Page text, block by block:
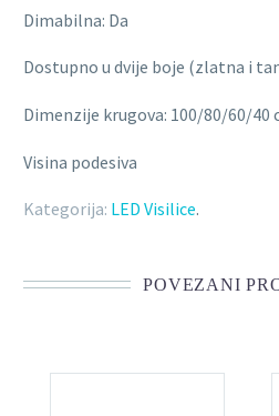
Dimabilna: Da
Dostupno u dvije boje (zlatna i
Dimenzije krugova: 100/80/60/40
Visina podesiva
Kategorija: LED Visilice.
POVEZANI